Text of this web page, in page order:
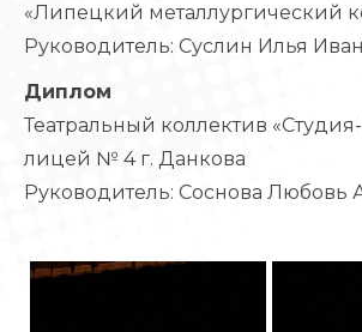
«Липецкий металлургический
Руководитель: Суслин Илья
Диплом
Театральный коллектив
лицей № 4 г. Данкова
Руководитель: Соснова Любовь